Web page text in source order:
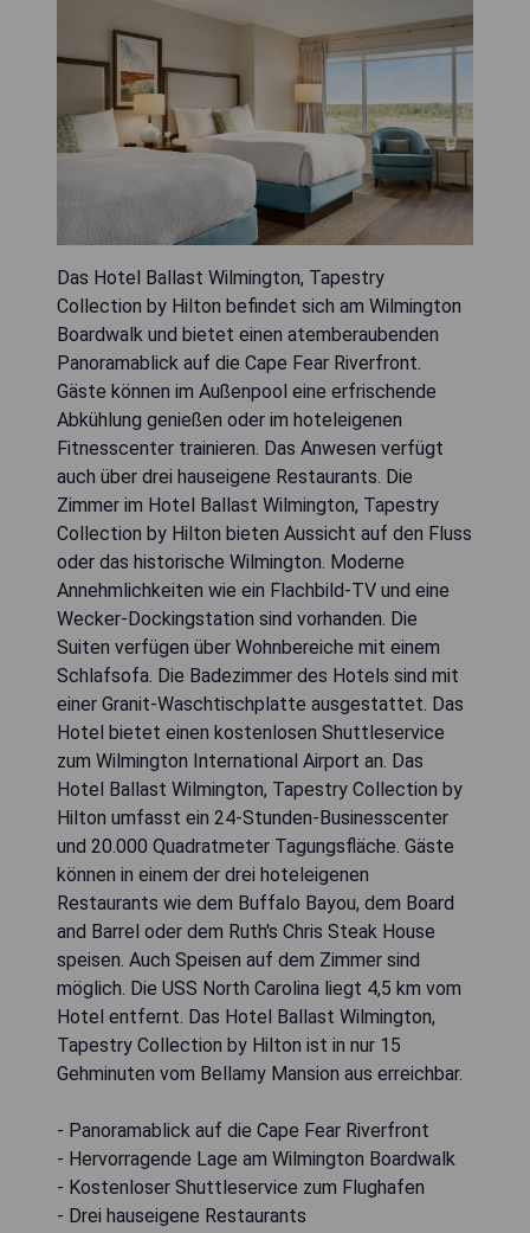
Das Hotel Ballast Wilmington, Tapestry
Collection by Hilton befindet sich am Wilmington
Boardwalk und bietet einen atemberaubenden
Panoramablick auf die Cape Fear Riverfront.
Gäste können im Außenpool eine erfrischende
Abkühlung genießen oder im hoteleigenen
Fitnesscenter trainieren. Das Anwesen verfügt
auch über drei hauseigene Restaurants. Die
Zimmer im Hotel Ballast Wilmington, Tapestry
Collection by Hilton bieten Aussicht auf den Fluss
oder das historische Wilmington. Moderne
Annehmlichkeiten wie ein Flachbild-TV und eine
Wecker-Dockingstation sind vorhanden. Die
Suiten verfügen über Wohnbereiche mit einem
Schlafsofa. Die Badezimmer des Hotels sind mit
einer Granit-Waschtischplatte ausgestattet. Das
Hotel bietet einen kostenlosen Shuttleservice
zum Wilmington International Airport an. Das
Hotel Ballast Wilmington, Tapestry Collection by
Hilton umfasst ein 24-Stunden-Businesscenter
und 20.000 Quadratmeter Tagungsfläche. Gäste
können in einem der drei hoteleigenen
Restaurants wie dem Buffalo Bayou, dem Board
and Barrel oder dem Ruth's Chris Steak House
speisen. Auch Speisen auf dem Zimmer sind
möglich. Die USS North Carolina liegt 4,5 km vom
Hotel entfernt. Das Hotel Ballast Wilmington,
Tapestry Collection by Hilton ist in nur 15
Gehminuten vom Bellamy Mansion aus erreichbar.
- Panoramablick auf die Cape Fear Riverfront
- Hervorragende Lage am Wilmington Boardwalk
- Kostenloser Shuttleservice zum Flughafen
- Drei hauseigene Restaurants